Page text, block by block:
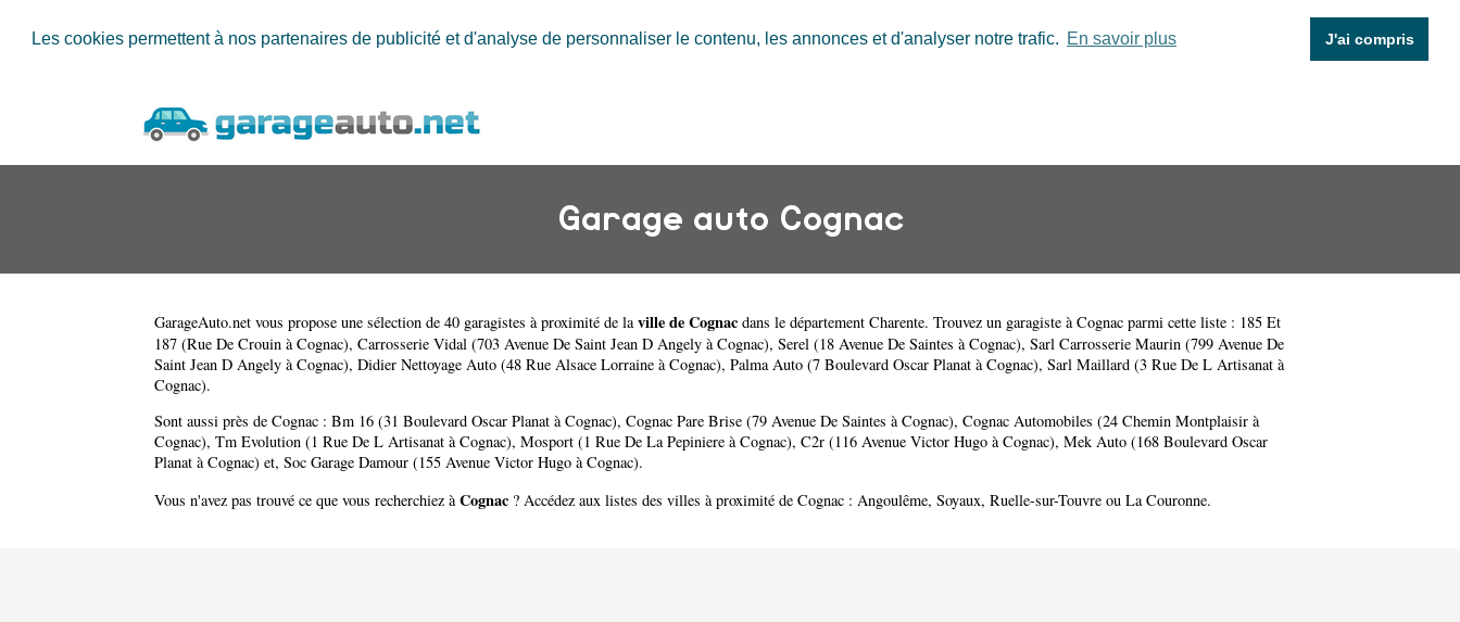
Les cookies permettent à nos partenaires de publicité et d'analyse de personnaliser le contenu, les annonces et d'analyser notre trafic. En savoir plus J'ai compris
Garage auto Cognac
GarageAuto.net vous propose une sélection de 40 garagistes à proximité de laville de Cognac dans le département Charente. Trouvez un garagiste à Cognac parmi cette liste : 185 Et
187 (Rue De Crouin à Cognac), Carrosserie Vidal (703 Avenue De Saint Jean D Angely à Cognac), Serel (18 Avenue De Saintes à Cognac), Sarl Carrosserie Maurin (799 Avenue De
Saint Jean D Angely à Cognac), Didier Nettoyage Auto (48 Rue Alsace Lorraine à Cognac), Palma Auto (7 Boulevard Oscar Planat à Cognac), Sarl Maillard (3 Rue De L Artisanat à
Cognac).
Sont aussi près de Cognac : Bm 16 (31 Boulevard Oscar Planat à Cognac), Cognac Pare Brise (79 Avenue De Saintes à Cognac), Cognac Automobiles (24 Chemin Montplaisir à
Cognac), Tm Evolution (1 Rue De L Artisanat à Cognac), Mosport (1 Rue De La Pepiniere à Cognac), C2r (116 Avenue Victor Hugo à Cognac), Mek Auto (168 Boulevard Oscar
Planat à Cognac) et, Soc Garage Damour (155 Avenue Victor Hugo à Cognac).
Vous n'avez pas trouvé ce que vous recherchiez à Cognac ? Accédez aux listes des villes à proximité de Cognac : Angoulême, Soyaux, Ruelle-sur-Touvre ou La Couronne.